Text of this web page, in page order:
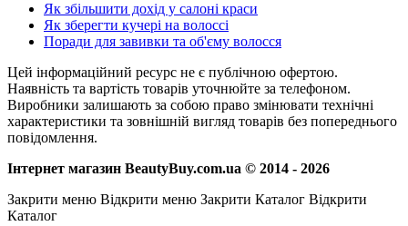
Як збільшити дохід у салоні краси
Як зберегти кучері на волоссі
Поради для завивки та об'єму волосся
Цей інформаційний ресурс не є публічною офертою.
Наявність та вартість товарів уточнюйте за телефоном.
Виробники залишають за собою право змінювати технічні
характеристики та зовнішній вигляд товарів без попереднього
повідомлення.
Інтернет магазин BeautyBuy.com.ua © 2014 - 2026
Закрити меню Відкрити меню Закрити Каталог Відкрити
Каталог